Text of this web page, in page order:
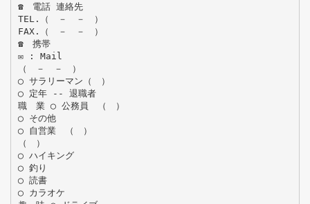
☎ 電話 連絡先
TEL.（ － － ）
FAX.（ － － ）
☎ 携帯
✉ : Mail
（ － － ）
◯ サラリーマン（ ）
◯ 定年 -- 退職者
職 業 ◯ 公務員 （ ）
◯ その他
◯ 自営業 （ ）
（ ）
◯ ハイキング
◯ 釣り
◯ 読書
◯ カラオケ